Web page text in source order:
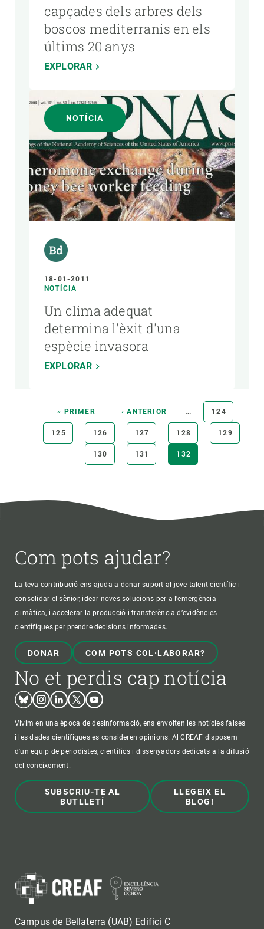
capçades dels arbres dels
boscos mediterranis en els
últims 20 anys
EXPLORAR
NOTÍCIA
18-01-2011
NOTÍCIA
Un clima adequat
determina l'èxit d'una
espècie invasora
EXPLORAR
PaginacióPRIMERA
PÀGINA
« PRIMER
PÀGINA
ANTERIOR
‹ ANTERIOR … PÀGINA
124
PÀGINA
125 PÀGINA
126 PÀGINA
127 PÀGINA
128 PÀGINA
129
PÀGINA
130 PÀGINA
131
PÀGINA
ACTUAL
132
Com pots ajudar?
La teva contribució ens ajuda a donar suport al jove talent científic i
consolidar el sènior, idear noves solucions per a l'emergència
climàtica, i accelerar la producció i transferència d’evidències
científiques per prendre decisions informades.
DONAR COM POTS COL·LABORAR?
No et perdis cap notícia
BlueskyInstagram
LinkedinTwitterYoutube
Vivim en una època de desinformació, ens envolten les notícies falses
i les dades científiques es consideren opinions. Al CREAF disposem
d'un equip de periodistes, científics i dissenyadors dedicats a la difusió
del coneixement.
SUBSCRIU-TE AL
BUTLLETÍ
LLEGEIX EL
BLOG!
Campus de Bellaterra (UAB) Edifici C